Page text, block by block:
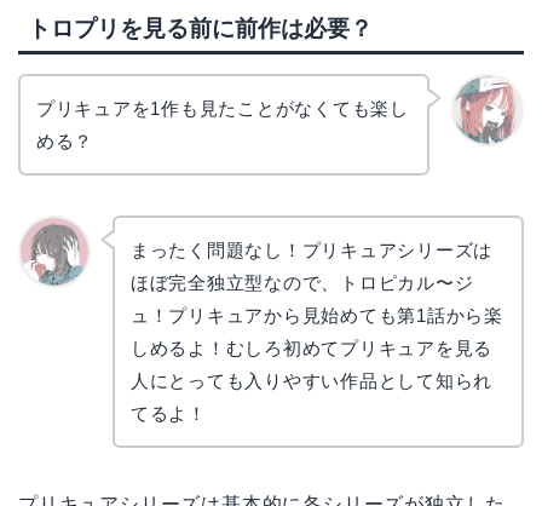
トロプリを見る前に前作は必要？
プリキュアを1作も見たことがなくても楽し
める？
まったく問題なし！プリキュアシリーズは
ほぼ完全独立型なので、トロピカル〜ジ
ュ！プリキュアから見始めても第1話から楽
しめるよ！むしろ初めてプリキュアを見る
人にとっても入りやすい作品として知られ
てるよ！